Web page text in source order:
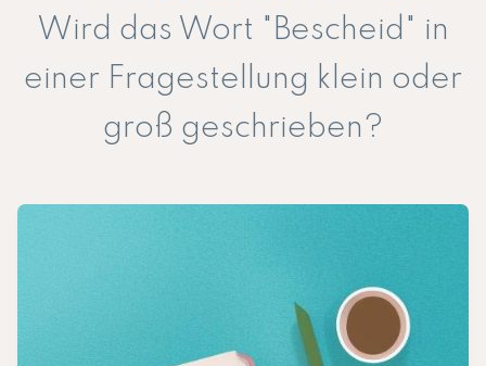
Wird das Wort "Bescheid" in
einer Fragestellung klein oder
groß geschrieben?